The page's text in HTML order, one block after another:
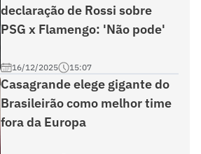
declaração de Rossi sobre
PSG x Flamengo: 'Não pode'
16/12/2025 15:07
Casagrande elege gigante do
Brasileirão como melhor time
fora da Europa